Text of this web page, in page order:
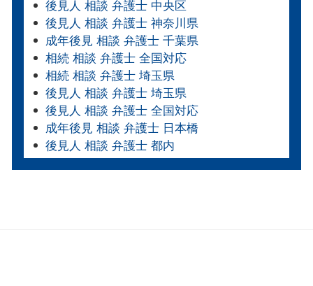
後見人 相談 弁護士 中央区
後見人 相談 弁護士 神奈川県
成年後見 相談 弁護士 千葉県
相続 相談 弁護士 全国対応
相続 相談 弁護士 埼玉県
後見人 相談 弁護士 埼玉県
後見人 相談 弁護士 全国対応
成年後見 相談 弁護士 日本橋
後見人 相談 弁護士 都内